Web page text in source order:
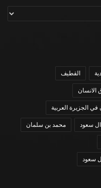
القطيف
الانسان
الجزيرة العربية
سعود محمد بن سلمان
سعود